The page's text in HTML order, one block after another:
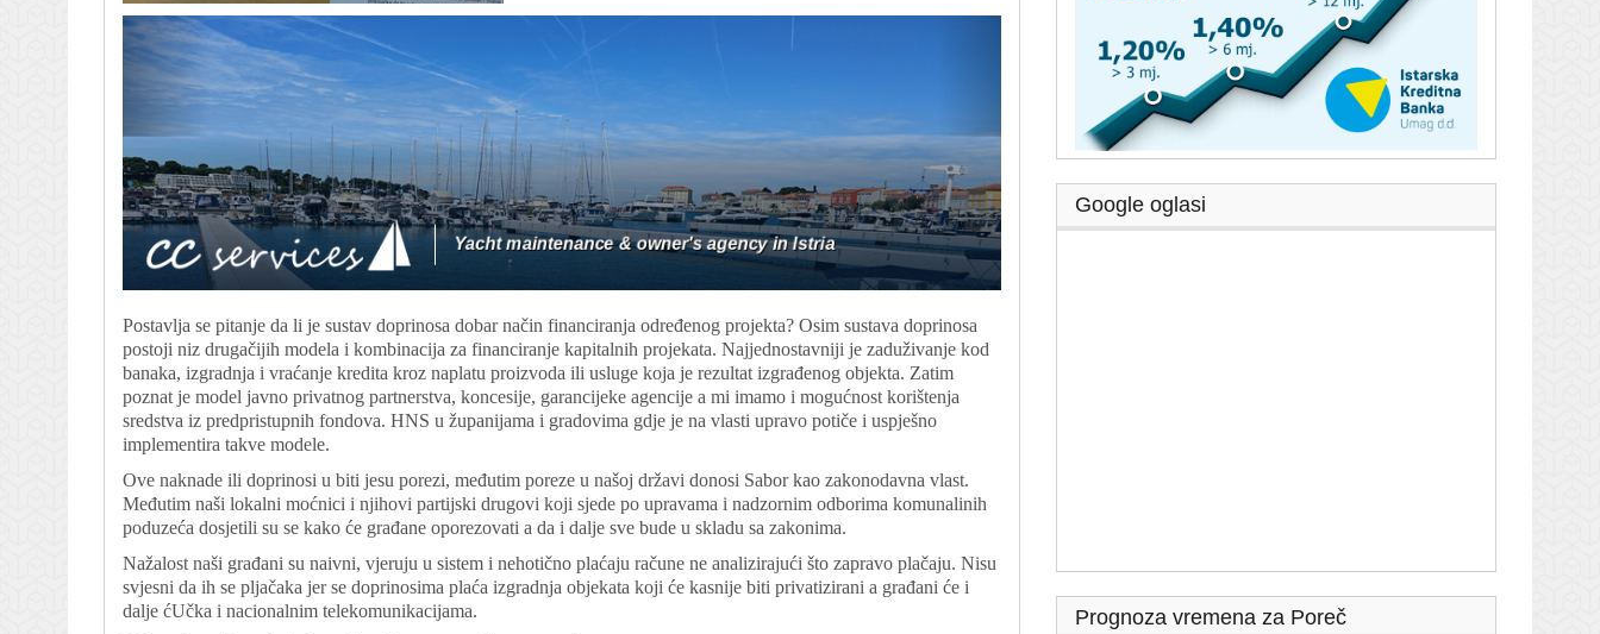
Postavlja se pitanje da li je sustav doprinosa dobar način financiranja određenog projekta? Osim sustava doprinosa
postoji niz drugačijih modela i kombinacija za financiranje kapitalnih projekata. Najjednostavniji je zaduživanje kod
banaka, izgradnja i vraćanje kredita kroz naplatu proizvoda ili usluge koja je rezultat izgrađenog objekta. Zatim
poznat je model javno privatnog partnerstva, koncesije, garancijeke agencije a mi imamo i mogućnost korištenja
sredstva iz predpristupnih fondova. HNS u županijama i gradovima gdje je na vlasti upravo potiče i uspješno
implementira takve modele.
Ove naknade ili doprinosi u biti jesu porezi, međutim poreze u našoj državi donosi Sabor kao zakonodavna vlast.
Međutim naši lokalni moćnici i njihovi partijski drugovi koji sjede po upravama i nadzornim odborima komunalinih
poduzeća dosjetili su se kako će građane oporezovati a da i dalje sve bude u skladu sa zakonima.
Nažalost naši građani su naivni, vjeruju u sistem i nehotično plaćaju račune ne analizirajući što zapravo plačaju. Nisu
svjesni da ih se pljačaka jer se doprinosima plaća izgradnja objekata koji će kasnije biti privatizirani a građani će i
dalje ćUčka i nacionalnim telekomunikacijama.
Google oglasi
Prognoza vremena za Poreč